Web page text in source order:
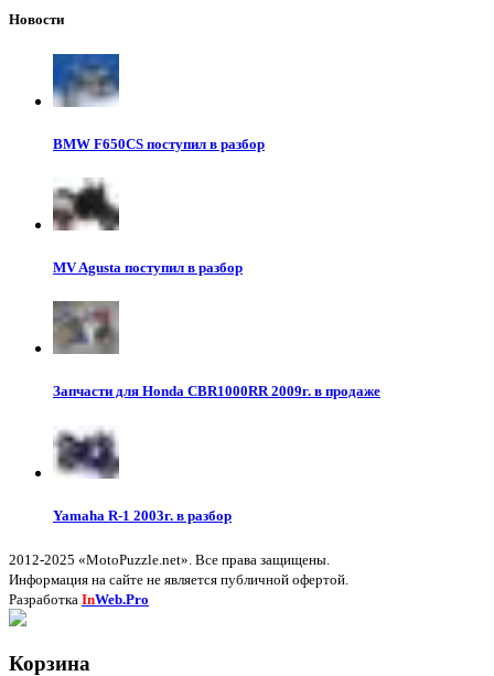
Новости
BMW F650CS поступил в разбор
MV Agusta поступил в разбор
Запчасти для Honda CBR1000RR 2009г. в продаже
Yamaha R-1 2003г. в разбор
2012-2025 «MotoPuzzle.net». Все права защищены.
Информация на сайте не является публичной офертой.
Разработка InWeb.Pro
Корзина